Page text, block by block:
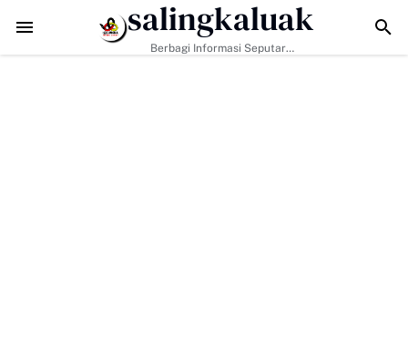
Perkuat Nilai Empat Pilar MPR RI TMMD ke-129 Kodim
salingkaluak
Berbagi Informasi Seputar